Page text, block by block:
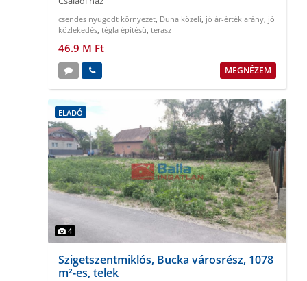
csendes nyugodt környezet, Duna közeli, jó ár-érték arány, jó
közlekedés, tégla építésű, terasz
46.9 M Ft
MEGNÉZEM
ELADÓ
4
Szigetszentmiklós, Bucka városrész, 1078
m²-es, telek